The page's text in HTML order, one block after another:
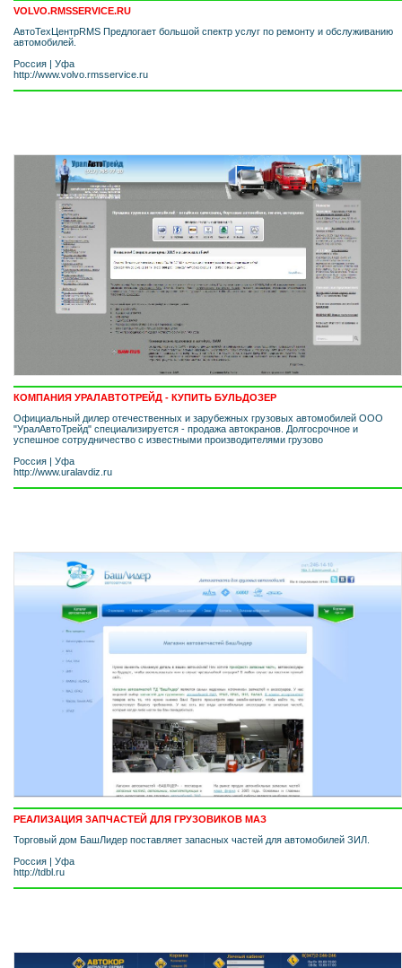
VOLVO.RMSSERVICE.RU
АвтоТехЦентрRMS Предлогает большой спектр услуг по ремонту и обслуживанию
автомобилей.
Россия | Уфа
http://www.volvo.rmsservice.ru
КОМПАНИЯ УРАЛАВТОТРЕЙД - КУПИТЬ БУЛЬДОЗЕР
Официальный дилер отечественных и зарубежных грузовых автомобилей ООО
"УралАвтоТрейд" специализируется - продажа автокранов. Долгосрочное и
успешное сотрудничество с известными производителями грузово
Россия | Уфа
http://www.uralavdiz.ru
РЕАЛИЗАЦИЯ ЗАПЧАСТЕЙ ДЛЯ ГРУЗОВИКОВ МАЗ
Торговый дом БашЛидер поставляет запасных частей для автомобилей ЗИЛ.
Россия | Уфа
http://tdbl.ru